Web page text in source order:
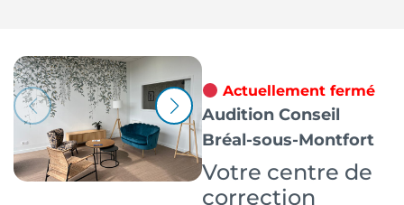
Actuellement fermé
Audition Conseil
Bréal-sous-Montfort
Votre centre de
correction